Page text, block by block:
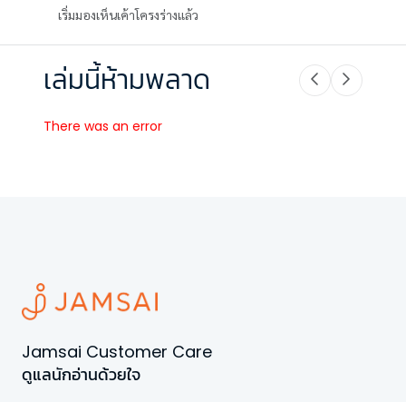
เริ่มมองเห็นเค้าโครงร่างแล้ว
เล่มนี้ห้ามพลาด
There was an error
Jamsai Customer Care
ดูแลนักอ่านด้วยใจ